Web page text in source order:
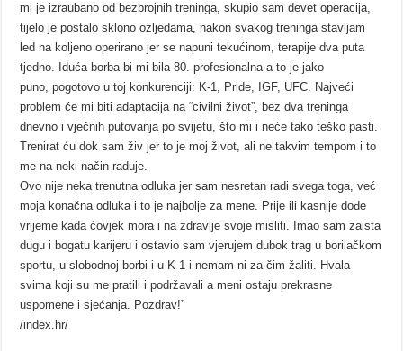
mi je izraubano od bezbrojnih treninga, skupio sam devet operacija,
tijelo je postalo sklono ozljedama, nakon svakog treninga stavljam
led na koljeno operirano jer se napuni tekućinom, terapije dva puta
tjedno. Iduća borba bi mi bila 80. profesionalna a to je jako
puno, pogotovo u toj konkurenciji: K-1, Pride, IGF, UFC. Najveći
problem će mi biti adaptacija na “civilni život”, bez dva treninga
dnevno i vječnih putovanja po svijetu, što mi i neće tako teško pasti.
Trenirat ću dok sam živ jer to je moj život, ali ne takvim tempom i to
me na neki način raduje.
Ovo nije neka trenutna odluka jer sam nesretan radi svega toga, već
moja konačna odluka i to je najbolje za mene. Prije ili kasnije dođe
vrijeme kada ćovjek mora i na zdravlje svoje misliti. Imao sam zaista
dugu i bogatu karijeru i ostavio sam vjerujem dubok trag u borilačkom
sportu, u slobodnoj borbi i u K-1 i nemam ni za čim žaliti. Hvala
svima koji su me pratili i podržavali a meni ostaju prekrasne
uspomene i sjećanja. Pozdrav!”
/index.hr/